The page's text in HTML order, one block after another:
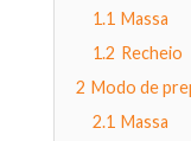
1.1 Massa
1.2 Recheio
2 Modo de
2.1 Massa